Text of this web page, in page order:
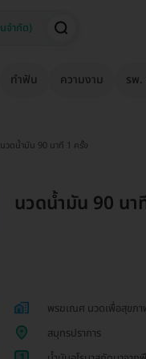
ทำฟัน ความงาม รพ
นวดน้ำมัน 90 นาที 1 ครั้ง
นวดน้ำมัน 90 นา
พรฆเณศ นวดเพื่อสุขภา
สมุทรปราการ